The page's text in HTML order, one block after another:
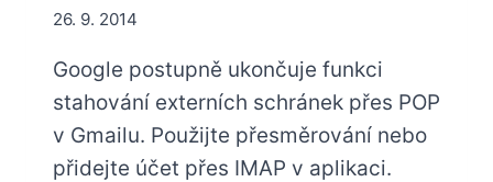
26. 9. 2014
Google postupně ukončuje funkci
stahování externích schránek přes POP
v Gmailu. Použijte přesměrování nebo
přidejte účet přes IMAP v aplikaci.